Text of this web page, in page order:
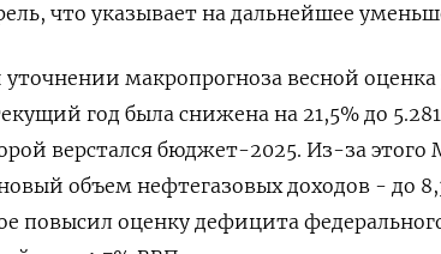
что указывает на дальнейшее
макропрогноза весной
год была снижена на 21,5% до
верстался бюджет-2025. Из-за
объем нефтегазовых доходов - до
повысил оценку дефицита